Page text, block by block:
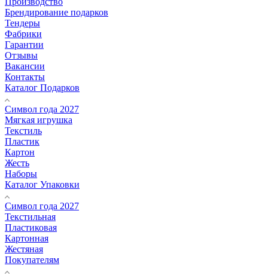
Брендирование подарков
Тендеры
Фабрики
Гарантии
Отзывы
Вакансии
Контакты
Каталог Подарков
Символ года 2027
Мягкая игрушка
Текстиль
Пластик
Картон
Жесть
Наборы
Каталог Упаковки
Символ года 2027
Текстильная
Пластиковая
Картонная
Жестяная
Покупателям